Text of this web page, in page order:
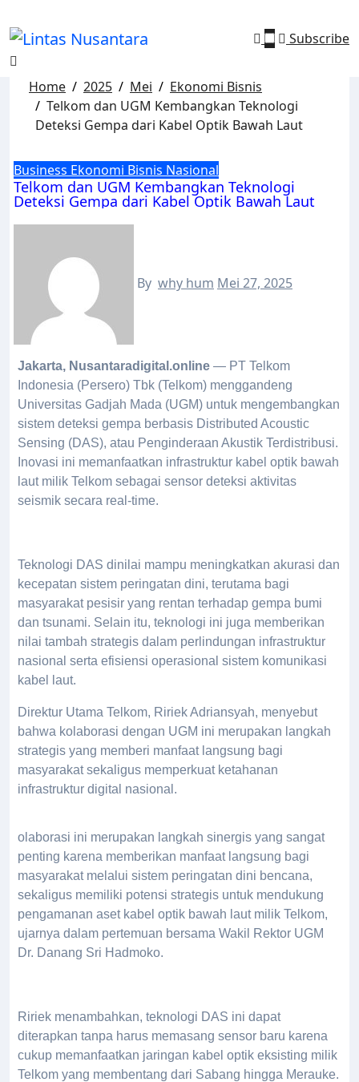
Subscribe
Home 2025 Mei
Ekonomi Bisnis
Telkom dan UGM Kembangkan Teknologi
Deteksi Gempa dari Kabel Optik Bawah Laut
Business Ekonomi Bisnis Nasional
Telkom dan UGM Kembangkan Teknologi
Deteksi Gempa dari Kabel Optik Bawah Laut
By why hum Mei 27, 2025
Jakarta, Nusantaradigital.online — PT Telkom
Indonesia (Persero) Tbk (Telkom) menggandeng
Universitas Gadjah Mada (UGM) untuk mengembangkan
sistem deteksi gempa berbasis Distributed Acoustic
Sensing (DAS), atau Penginderaan Akustik Terdistribusi.
Inovasi ini memanfaatkan infrastruktur kabel optik bawah
laut milik Telkom sebagai sensor deteksi aktivitas
seismik secara real-time.
Teknologi DAS dinilai mampu meningkatkan akurasi dan
kecepatan sistem peringatan dini, terutama bagi
masyarakat pesisir yang rentan terhadap gempa bumi
dan tsunami. Selain itu, teknologi ini juga memberikan
nilai tambah strategis dalam perlindungan infrastruktur
nasional serta efisiensi operasional sistem komunikasi
kabel laut.
Direktur Utama Telkom, Ririek Adriansyah, menyebut
bahwa kolaborasi dengan UGM ini merupakan langkah
strategis yang memberi manfaat langsung bagi
masyarakat sekaligus memperkuat ketahanan
infrastruktur digital nasional.
olaborasi ini merupakan langkah sinergis yang sangat
penting karena memberikan manfaat langsung bagi
masyarakat melalui sistem peringatan dini bencana,
sekaligus memiliki potensi strategis untuk mendukung
pengamanan aset kabel optik bawah laut milik Telkom,
ujarnya dalam pertemuan bersama Wakil Rektor UGM
Dr. Danang Sri Hadmoko.
Ririek menambahkan, teknologi DAS ini dapat
diterapkan tanpa harus memasang sensor baru karena
cukup memanfaatkan jaringan kabel optik eksisting milik
Telkom yang membentang dari Sabang hingga Merauke.